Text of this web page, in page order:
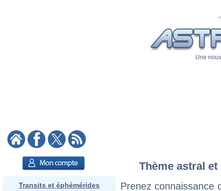
Une
Transits et éphémérides
Thème astral
Prenez connaissance